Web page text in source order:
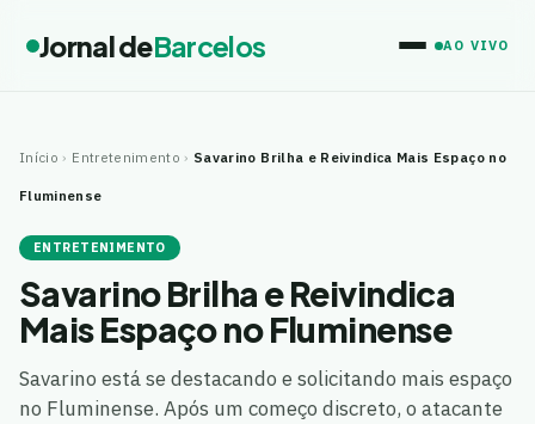
Jornal deBarcelos AO VIVO
Início › Entretenimento › Savarino Brilha e Reivindica Mais Espaço no
Fluminense
ENTRETENIMENTO
Savarino Brilha e Reivindica
Mais Espaço no Fluminense
Savarino está se destacando e solicitando mais espaço
no Fluminense. Após um começo discreto, o atacante